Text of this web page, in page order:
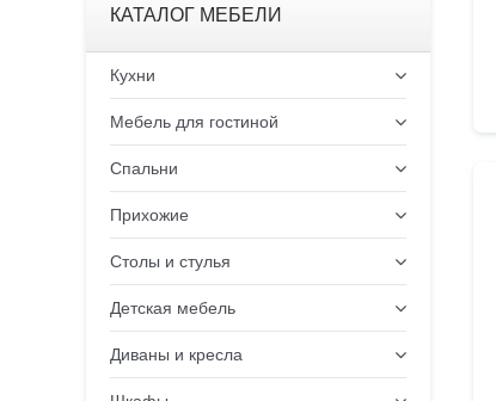
КАТАЛОГ МЕБЕЛИ
Кухни
Мебель для гостиной
Спальни
Прихожие
Столы и стулья
Детская мебель
Диваны и кресла